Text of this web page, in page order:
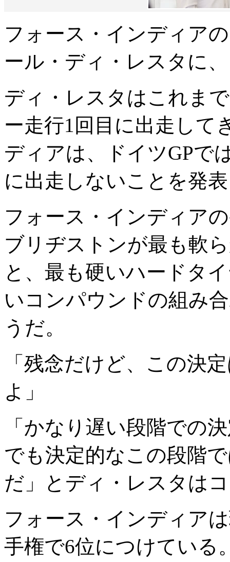
フォース・インディア
ール・ディ・レスタに
ディ・レスタはこれま
ー走行1回目に出走して
ディアは、ドイツGPで
に出走しないことを発
フォース・インディア
ブリヂストンが最も軟
と、最も硬いハードタ
いコンパウンドの組み
うだ。
「残念だけど、この決
よ」
「かなり遅い段階での
でも決定的なこの段階
だ」とディ・レスタは
フォース・インディア
手権で6位につけている